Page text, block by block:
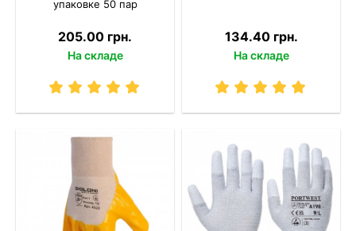
упаковке 50 пар
205.00 грн.
На складе
134.40 грн.
На складе